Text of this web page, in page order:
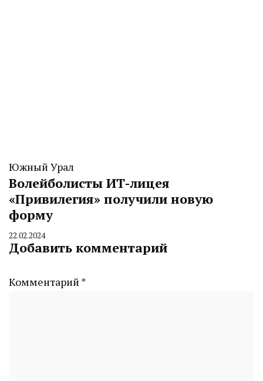
Южный Урал
Волейболисты ИТ-лицея
«Привилегия» получили новую
форму
By
CHELINDUSTRY
22.02.2024
Добавить комментарий
Комментарий *